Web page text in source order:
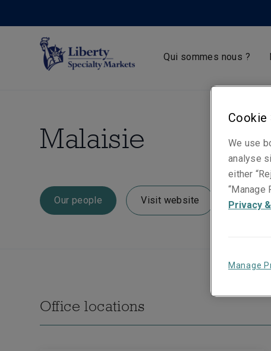
Qui sommes nous ?
Malaisie
Our people Visit website
Office locations
Cookie
We use
analyse
either
“Manage
Privacy
Manage